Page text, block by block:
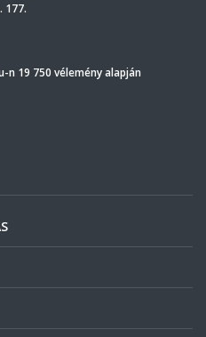
177.
n 19 750 vélemény alapján